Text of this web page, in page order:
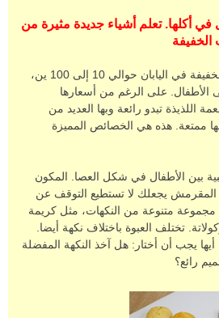
في أكلها. تعلم أشياء جديدة مثيرة من
الخفيفة
تكلف العديد من الوجبات الخفيفة في اليابان حوالي 10 إلى 100 ين،
الأطفال. على الرغم من أسعارها
اللذيذة تبدو رائعة وبها العديد من
ممتعة. هذه هي الخصائص المميزة
بين الأطفال في شكل العصا. المكون
المقرمش يجعلك لا تستطيع التوقف عن
مجموعة متنوعة من النكهات، مثل كريمة
تختلف العبوة باختلاف نكهة أيضا.
يجب أن أختار: هل آخذ النكهة المفضلة
رائع؟